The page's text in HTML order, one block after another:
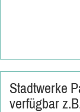
Stadtwerke
verfügbar